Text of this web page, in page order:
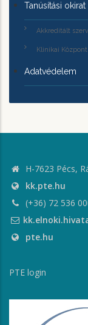
Tanúsítási okirat
Akkreditált
Klinikai Központ
Adatvédelem
H-7623 Pécs,
kk.pte.hu
(+36) 72 536
pte.hu
PTE login